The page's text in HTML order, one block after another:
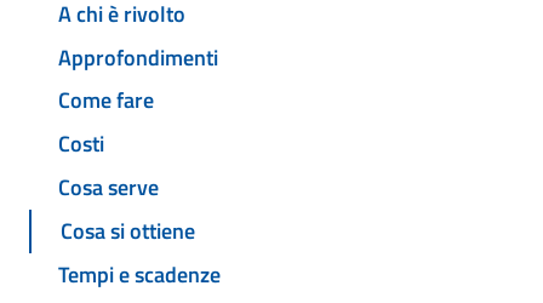
A chi è rivolto
Approfondimenti
Come fare
Costi
Cosa serve
Cosa si ottiene
Tempi e scadenze